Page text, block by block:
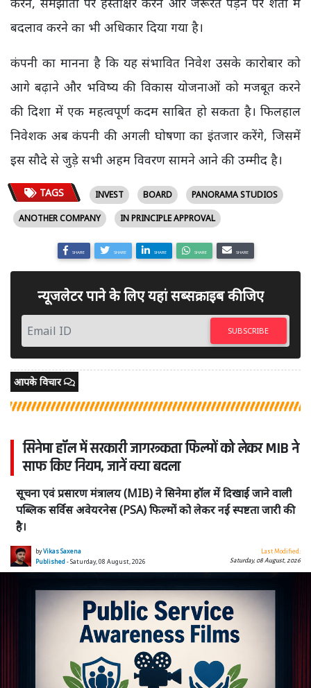
बदलाव करने का भी अधिकार दिया गया है।
कंपनी का मानना है कि यह संभावित निवेश उसके कारोबार को
आगे बढ़ाने और भविष्य की विकास योजनाओं को मजबूत करने
की दिशा में एक महत्वपूर्ण कदम साबित हो सकता है। फिलहाल
निवेशक अब कंपनी की अगली घोषणा का इंतजार करेंगे, जिसमें
इस सौदे से जुड़े सभी अहम विवरण सामने आने की उम्मीद है।
TAGS INVEST BOARD
PANORAMA STUDIOS
ANOTHER COMPANY
IN PRINCIPLE APPROVAL
SHARE SHARE SHARE SHARE SHARE
न्यूजलेटर पाने के लिए यहां सब्सक्राइब कीजिए
SUBSCRIBE
आपके विचार
सिनेमा हॉल में सरकारी जागरूकता फिल्मों को लेकर MIB ने
साफ किए नियम, जानें क्या बदला
सूचना एवं प्रसारण मंत्रालय (MIB) ने सिनेमा हॉल में दिखाई जाने वाली
पब्लिक सर्विस अवेयरनेस (PSA) फिल्मों को लेकर नई स्पष्टता जारी की
है।
byVikas Saxena
Published - Saturday, 08 August, 2026
Last Modified:
Saturday, 08 August, 2026